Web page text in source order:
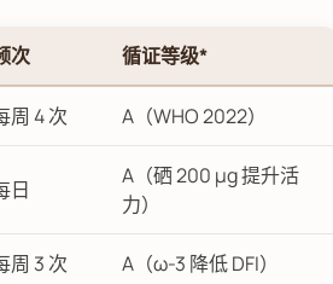
次 循证等级*
周 4 次 A（WHO 2022）
日
A（硒 200 μg 提升活
力）
周 3 次 A（ω-3 降低 DFI）